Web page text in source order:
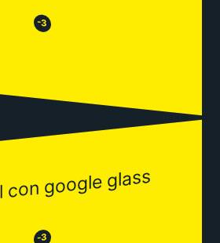
😒 -3 😂
con google glass
-3